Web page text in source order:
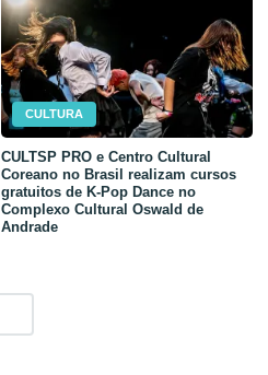
CULTURA
CULTSP PRO e Centro Cultural
Coreano no Brasil realizam cursos
gratuitos de K-Pop Dance no
Complexo Cultural Oswald de
Andrade